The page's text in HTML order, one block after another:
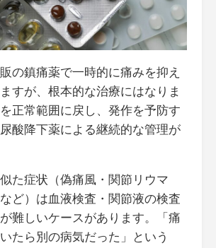
の鎮痛薬で一時的に痛みを抑え
すが、根本的な治療にはなりま
正常範囲に戻し、発作を予防す
酸降下薬による継続的な管理が
た症状（偽痛風・関節リウマ
ど）は血液検査・関節液の検査
難しいケースがあります。「痛
たら別の病気だった」という